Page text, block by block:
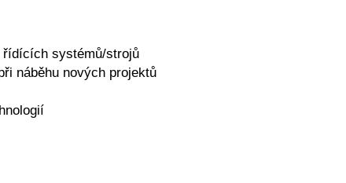
řídících systémů/strojů
náběhu nových projektů